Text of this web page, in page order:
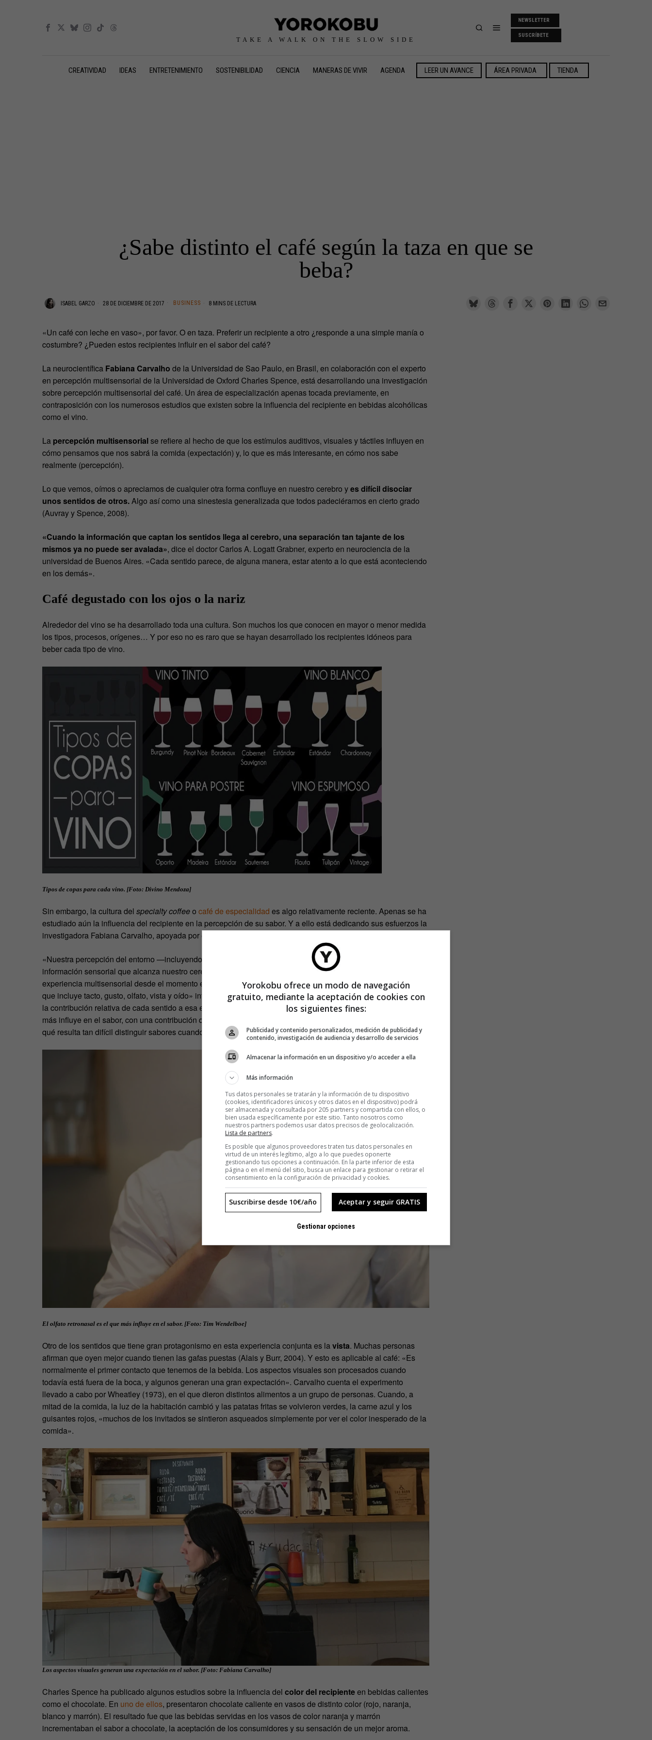
TAKE A WALK ON THE SLOW SIDE
NEWSLETTER
SUSCRÍBETE
CREATIVIDAD IDEAS ENTRETENIMIENTO SOSTENIBILIDAD CIENCIA MANERAS DE VIVIR AGENDA LEER UN AVANCE ÁREA PRIVADA TIENDA
¿Sabe distinto el café según la taza en que se
beba?
ISABEL GARZO 28 DE DICIEMBRE DE 2017 BUSINESS 8 MINS DE LECTURA
«Un café con leche en vaso», por favor. O en taza. Preferir un recipiente a otro ¿responde a una simple manía o
costumbre? ¿Pueden estos recipientes influir en el sabor del café?
La neurocientífica Fabiana Carvalho de la Universidad de Sao Paulo, en Brasil, en colaboración con el experto
en percepción multisensorial de la Universidad de Oxford Charles Spence, está desarrollando una investigación
sobre percepción multisensorial del café. Un área de especialización apenas tocada previamente, en
contraposición con los numerosos estudios que existen sobre la influencia del recipiente en bebidas alcohólicas
como el vino.
La percepción multisensorialse refiere al hecho de que los estímulos auditivos, visuales y táctiles influyen en
cómo pensamos que nos sabrá la comida (expectación) y, lo que es más interesante, en cómo nos sabe
realmente (percepción).
Lo que vemos, oímos o apreciamos de cualquier otra forma confluye en nuestro cerebro yes difícil disociar
unos sentidos de otros. Algo así como una sinestesia generalizada que todos padeciéramos en cierto grado
(Auvray y Spence, 2008).
«Cuando la información que captan los sentidos llega al cerebro, una separación tan tajante de los
mismos ya no puede ser avalada», dice el doctor Carlos A. Logatt Grabner, experto en neurociencia de la
universidad de Buenos Aires. «Cada sentido parece, de alguna manera, estar atento a lo que está aconteciendo
en los demás».
Café degustado con los ojos o la nariz
Alrededor del vino se ha desarrollado toda una cultura. Son muchos los que conocen en mayor o menor medida
los tipos, procesos, orígenes… Y por eso no es raro que se hayan desarrollado los recipientes idóneos para
beber cada tipo de vino.
Tipos de copas para cada vino. [Foto: Divino Mendoza]
Sin embargo, la cultura del specialty coffeeo café de especialidad es algo relativamente reciente. Apenas se ha
estudiado aún la influencia del recipiente en la percepción de su sabor. Y a ello está dedicando sus esfuerzos la
investigadora Fabiana Carvalho, apoyada por el experto de la Universidad de Oxford Charles Spence.
«Nuestra percepción del entorno —incluyendo la comida y la bebida— se construye combinando toda la
información sensorial que alcanza nuestro cerebro simultáneamente. Por tanto, la percepción del sabor es una
experiencia multisensorial desde el momento en que es el resultado de esta compleja integración de procesos
que incluye tacto, gusto, olfato, vista y oído» introduce Carvalho. Numerosos estudios han intentado determinar
la contribución relativa de cada sentido a esa experiencia unificada. «Parece que elolfato retronasal
más influye en el sabor, con una contribución que va del 75 al 95 %», explica. Esto nos ayuda a entender por
qué resulta tan difícil distinguir sabores cuando tenemos la nariz taponada por un resfriado.
El olfato retronasal es el que más influye en el sabor. [Foto: Tim Wendelboe]
Otro de los sentidos que tiene gran protagonismo en esta experiencia conjunta es la vista. Muchas personas
afirman que oyen mejor cuando tienen las gafas puestas (Alais y Burr, 2004). Y esto es aplicable al café: «Es
normalmente el primer contacto que tenemos de la bebida. Los aspectos visuales son procesados cuando
todavía está fuera de la boca, y algunos generan una gran expectación». Carvalho cuenta el experimento
llevado a cabo por Wheatley (1973), en el que dieron distintos alimentos a un grupo de personas. Cuando, a
mitad de la comida, la luz de la habitación cambió y las patatas fritas se volvieron verdes, la carne azul y los
guisantes rojos, «muchos de los invitados se sintieron asqueados simplemente por ver el color inesperado de la
comida».
Los aspectos visuales generan una expectación en el sabor. [Foto: Fabiana Carvalho]
Charles Spence ha publicado algunos estudios sobre la influencia del color del recipienteen bebidas calientes
como el chocolate. En uno de ellos, presentaron chocolate caliente en vasos de distinto color (rojo, naranja,
blanco y marrón). El resultado fue que las bebidas servidas en los vasos de color naranja y marrón
incrementaban el sabor a chocolate, la aceptación de los consumidores y su sensación de un mejor aroma.
Yorokobu ofrece un modo de navegación
gratuito, mediante la aceptación de cookies con
los siguientes fines:
Publicidad y contenido personalizados, medición de publicidad y
contenido, investigación de audiencia y desarrollo de servicios
Almacenar la información en un dispositivo y/o acceder a ella
Más información
Tus datos personales se tratarán y la información de tu dispositivo
(cookies, identificadores únicos y otros datos en el dispositivo) podrá
ser almacenada y consultada por 205 partners y compartida con ellos, o
bien usada específicamente por este sitio. Tanto nosotros como
nuestros partners podemos usar datos precisos de geolocalización.
Lista de partners.
Es posible que algunos proveedores traten tus datos personales en
virtud de un interés legítimo, algo a lo que puedes oponerte
gestionando tus opciones a continuación. En la parte inferior de esta
página o en el menú del sitio, busca un enlace para gestionar o retirar el
consentimiento en la configuración de privacidad y cookies.
Aceptar y seguir GRATIS
Suscribirse desde 10€/año
Gestionar opciones